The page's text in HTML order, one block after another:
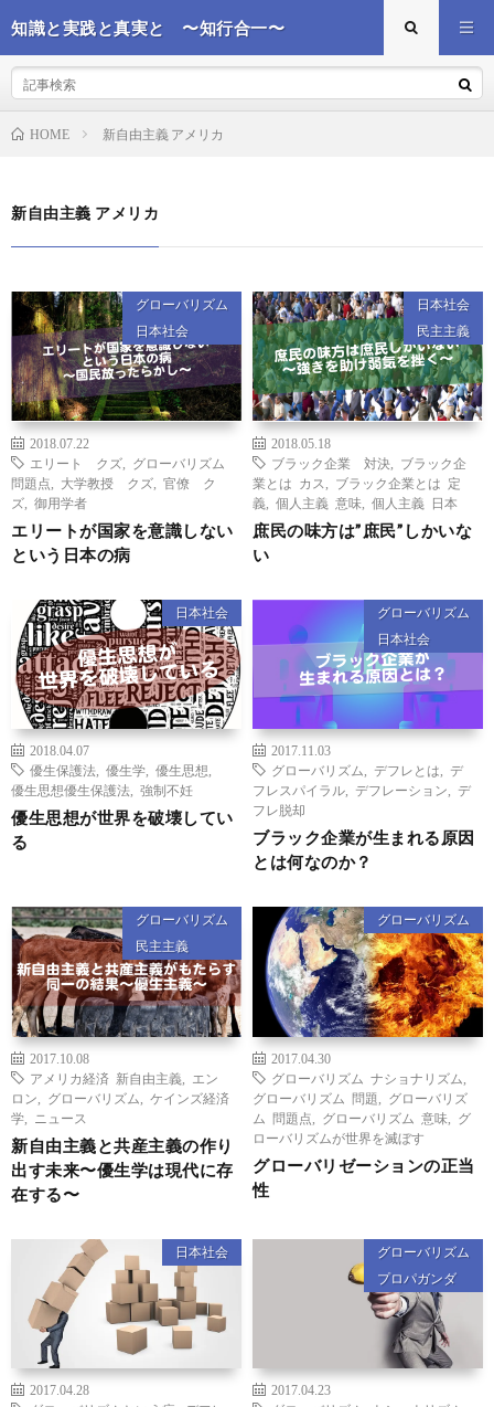
知識と実践と真実と 〜知行合一〜
HOME 新自由主義 アメリカ
新自由主義 アメリカ
グローバリズム
日本社会
2018.07.22
エリート クズ
グローバリズム
問題点
大学教授 クズ
官僚 ク
ズ
御用学者
エリートが国家を意識しない
という日本の病
日本社会
民主主義
2018.05.18
ブラック企業 対決
ブラック企
業とは カス
ブラック企業とは 定
義
個人主義 意味 個人主義 日本
庶民の味方は”庶民”しかいな
い
日本社会
2018.04.07
優生保護法
優生学 優生思想
優生思想優生保護法
強制不妊
優生思想が世界を破壊してい
る
グローバリズム
日本社会
2017.11.03
グローバリズム
デフレとは
デ
フレスパイラル
デフレーション
デ
フレ脱却
ブラック企業が生まれる原因
とは何なのか？
グローバリズム
民主主義
2017.10.08
アメリカ経済 新自由主義
エン
ロン
グローバリズム
ケインズ経済
学
ニュース
新自由主義と共産主義の作り
出す未来〜優生学は現代に存
在する〜
グローバリズム
2017.04.30
グローバリズム ナショナリズム
グローバリズム 問題
グローバリズ
ム 問題点
グローバリズム 意味
グ
ローバリズムが世界を滅ぼす
グローバリゼーションの正当
性
日本社会
2017.04.28
グローバリズム
プロパガンダ
2017.04.23